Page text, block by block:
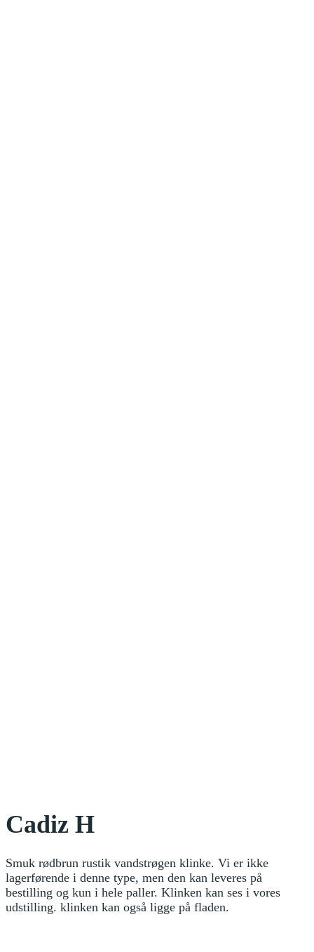
Cadiz H
Smuk rødbrun rustik vandstrøgen klinke. Vi er ikke
lagerførende i denne type, men den kan leveres på
bestilling og kun i hele paller. Klinken kan ses i vores
udstilling. klinken kan også ligge på fladen.